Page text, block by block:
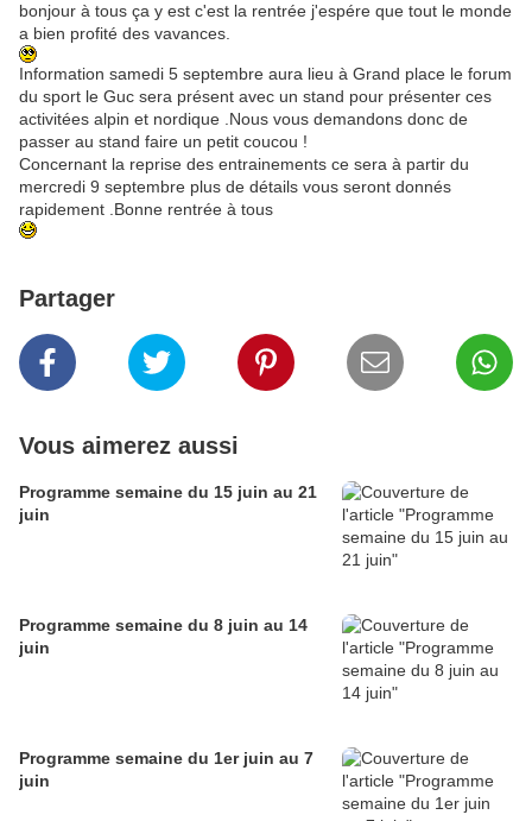
bonjour à tous ça y est c'est la rentrée j'espére que tout le monde
a bien profité des vavances.
Information samedi 5 septembre aura lieu à Grand place le forum
du sport le Guc sera présent avec un stand pour présenter ces
activitées alpin et nordique .Nous vous demandons donc de
passer au stand faire un petit coucou !
Concernant la reprise des entrainements ce sera à partir du
mercredi 9 septembre plus de détails vous seront donnés
rapidement .Bonne rentrée à tous
Partager
Vous aimerez aussi
Programme semaine du 15 juin au 21
juin
Programme semaine du 8 juin au 14
juin
Programme semaine du 1er juin au 7
juin